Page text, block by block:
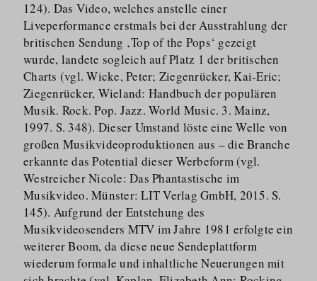
124). Das Video, welches anstelle einer
Liveperformance erstmals bei der Ausstrahlung der
britischen Sendung ‚Top of the Pops‘ gezeigt
wurde, landete sogleich auf Platz 1 der britischen
Charts (vgl. Wicke, Peter; Ziegenrücker, Kai-Eric;
Ziegenrücker, Wieland: Handbuch der populären
Musik. Rock. Pop. Jazz. World Music. 3. Mainz,
1997. S. 348). Dieser Umstand löste eine Welle von
großen Musikvideo­pro­duktionen aus – die Branche
erkannte das Potential dieser Werbeform (vgl.
Westreicher Nicole: Das Phantastische im
Musikvideo. Münster: LIT Verlag GmbH, 2015. S.
145). Aufgrund der Entstehung des
Musikvideosenders MTV im Jahre 1981 erfolgte ein
weiterer Boom, da diese neue Sendeplattform
wiederum formale und inhaltliche Neuerungen mit